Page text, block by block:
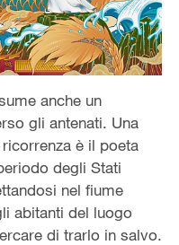
anche un
gli antenati. Una
è il poeta
degli Stati
nel fiume
abitanti del luogo
di trarlo in salvo.